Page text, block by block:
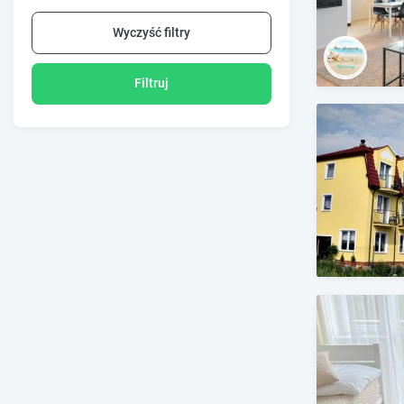
Wyczyść filtry
Filtruj